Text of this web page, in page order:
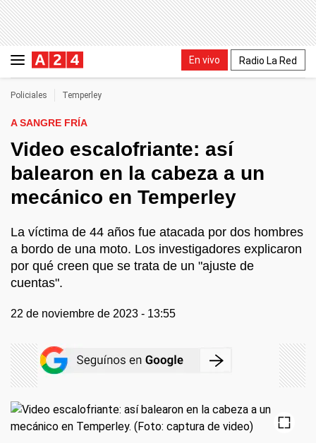
En vivo Radio La Red
Policiales Temperley
A SANGRE FRÍA
Video escalofriante: así
balearon en la cabeza a un
mecánico en Temperley
La víctima de 44 años fue atacada por dos hombres
a bordo de una moto. Los investigadores explicaron
por qué creen que se trata de un "ajuste de
cuentas".
22 de noviembre de 2023 - 13:55